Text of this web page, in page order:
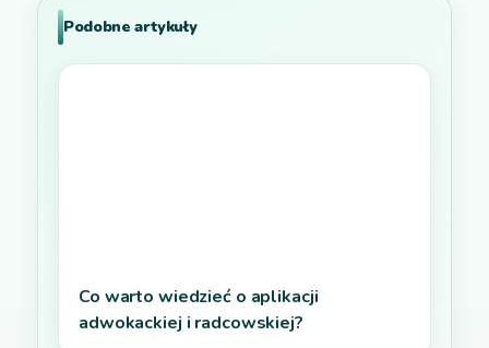
Podobne artykuły
Co warto wiedzieć o aplikacji
adwokackiej i radcowskiej?